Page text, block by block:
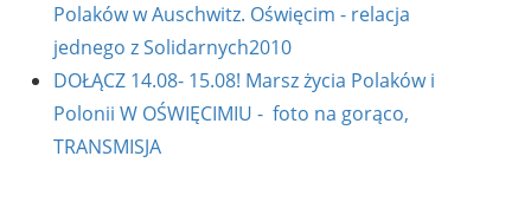
Polaków w Auschwitz. Oświęcim - relacja
jednego z Solidarnych2010
DOŁĄCZ 14.08- 15.08! Marsz życia Polaków i
Polonii W OŚWIĘCIMIU - foto na gorąco,
TRANSMISJA